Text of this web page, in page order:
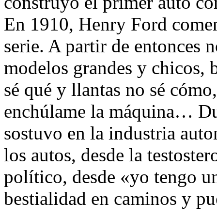
En 1910, Henry Ford
serie. A partir de entonces
modelos grandes y chicos,
sé qué y llantas no sé
enchúlame la máquina…
sostuvo en la industria
los autos, desde la
político, desde «yo tengo
bestialidad en caminos y